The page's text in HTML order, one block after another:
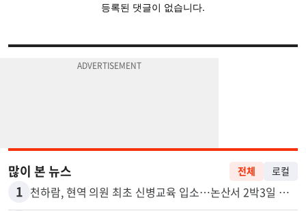
많이 본 뉴스 전체 로컬
1 천하람, 현역 의원 최초 신병교육 입소…논산서 2박3일 생활